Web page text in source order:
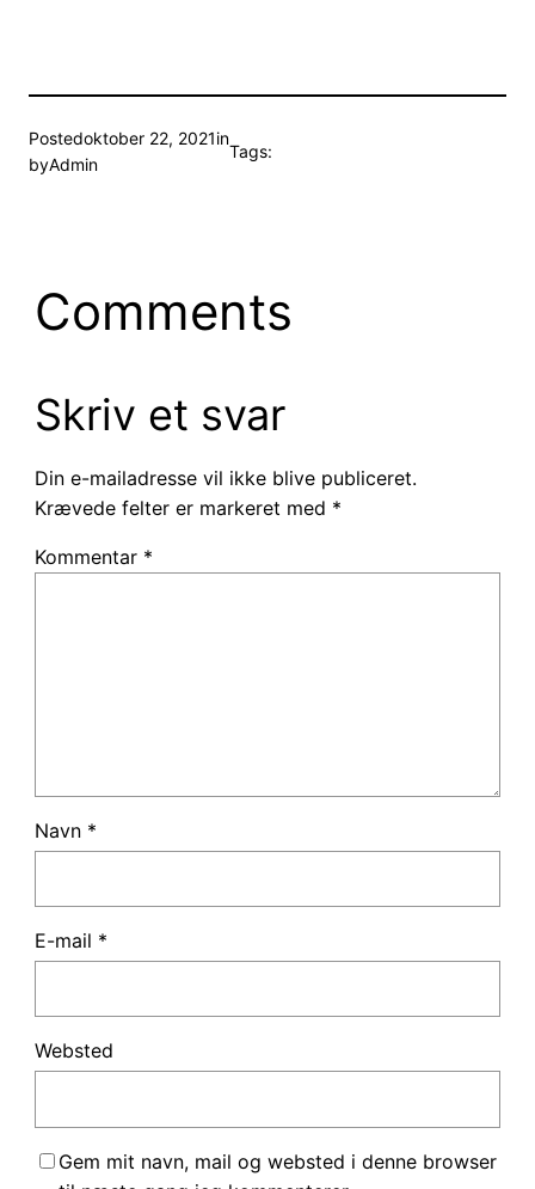
Postedoktober 22, 2021in
byAdmin
Tags:
Comments
Skriv et svar
Din e-mailadresse vil ikke blive publiceret.
Krævede felter er markeret med *
Kommentar *
Navn *
E-mail *
Websted
Gem mit navn, mail og websted i denne browser